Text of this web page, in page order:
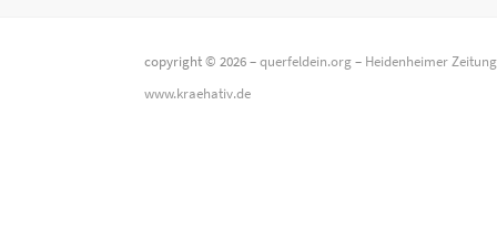
copyright © 2026 –querfeldein.org– Heidenheimer
www.kraehativ.de